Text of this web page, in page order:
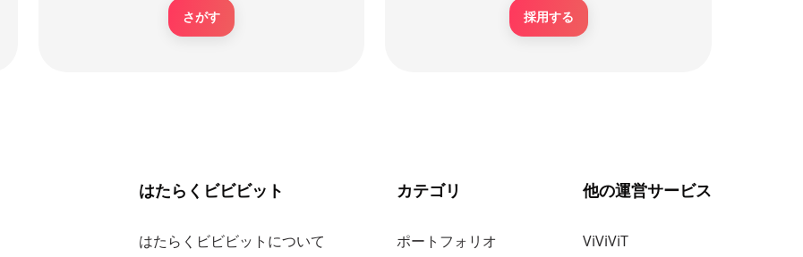
さがす 採用する
はたらくビビビット
はたらくビビビットについて
カテゴリ
ポートフォリオ
他の運営サービス
ViViViT